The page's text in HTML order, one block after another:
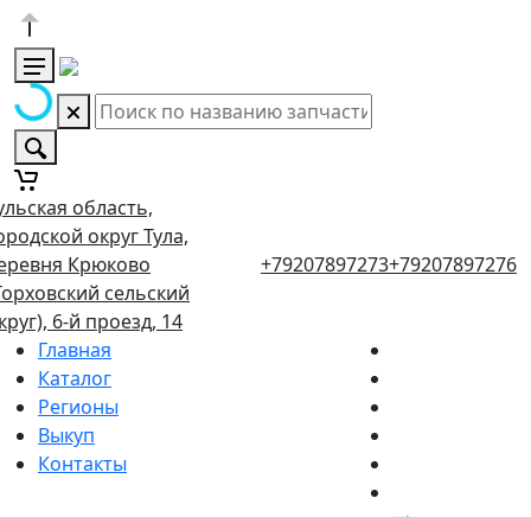
область,
округ Тула,
Крюково
сельский
6-й проезд, 14
+79207897273+79207897276
Главная
Каталог
Регионы
Выкуп
Контакты